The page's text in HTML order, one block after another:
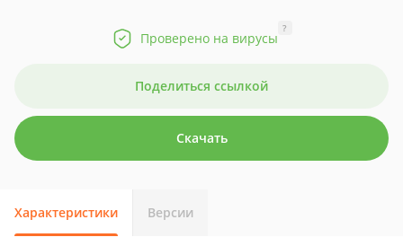
Проверено на вирусы
?
Поделиться ссылкой
Скачать
Характеристики Версии